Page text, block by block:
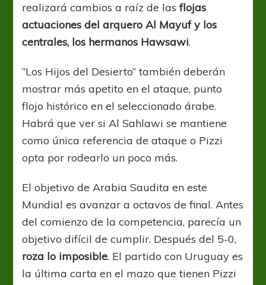
realizará cambios a raíz de lasflojas
actuaciones del arquero Al Mayuf y los
centrales, los hermanos Hawsawi.
“Los Hijos del Desierto” también deberán
mostrar más apetito en el ataque, punto
flojo histórico en el seleccionado árabe.
Habrá que ver si Al Sahlawi se mantiene
como única referencia de ataque o Pizzi
opta por rodearlo un poco más.
El objetivo de Arabia Saudita en este
Mundial es avanzar a octavos de final. Antes
del comienzo de la competencia, parecía un
objetivo difícil de cumplir. Después del 5-0,
roza lo imposible. El partido con Uruguay es
la última carta en el mazo que tienen Pizzi